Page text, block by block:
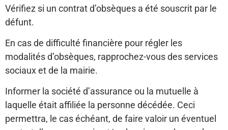
Vérifiez si un contrat d’obsèques a été souscrit par le
défunt.
En cas de difficulté financière pour régler les
modalités d’obsèques, rapprochez-vous des services
sociaux et de la mairie.
Informer la société d’assurance ou la mutuelle à
laquelle était affiliée la personne décédée. Ceci
permettra, le cas échéant, de faire valoir un éventuel